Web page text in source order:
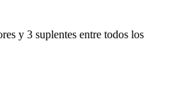
y 3 suplentes entre todos los